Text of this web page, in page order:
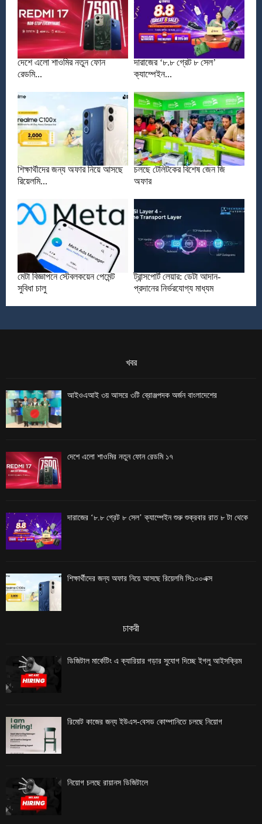
দেশে এলো শাওমির নতুন ফোন
রেডমি...
দারাজের ‘৮.৮ গ্রেট ৮ সেল’
ক্যাম্পেইন...
শিক্ষার্থীদের জন্য অফার নিয়ে আসছে
রিয়েলমি...
চলছে টেলিটকের বিশেষ জেন জি
অফার
মেটা বিজ্ঞাপনে স্টেবলকয়েন পেমেন্ট
সুবিধা চালু
ট্রান্সপোর্ট লেয়ার: ডেটা আদান-
প্রদানের নির্ভরযোগ্য মাধ্যম
খবর
আইওএআই ৩য় আসরে ৩টি ব্রোঞ্জপদক অর্জন বাংলাদেশের
দেশে এলো শাওমির নতুন ফোন রেডমি ১৭
দারাজের ‘৮.৮ গ্রেট ৮ সেল’ ক্যাম্পেইন শুরু শুক্রবার রাত ৮ টা থেকে
শিক্ষার্থীদের জন্য অফার নিয়ে আসছে রিয়েলমি সি১০০এক্স
চাকরী
ডিজিটাল মার্কেটিং এ ক্যারিয়ার গড়ার সুযোগ দিচ্ছে ইগলু আইসক্রিম
রিমোট কাজের জন্য ইউএস-বেসড কোম্পানিতে চলছে নিয়োগ
নিয়োগ চলছে রায়ানস ডিজিটালে